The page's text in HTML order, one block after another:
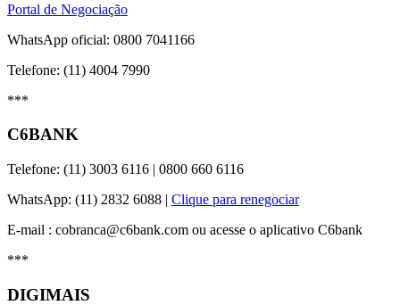
Portal de Negociação
WhatsApp oficial: 0800 7041166
Telefone: (11) 4004 7990
***
C6BANK
Telefone: (11) 3003 6116 | 0800 660 6116
WhatsApp: (11) 2832 6088 | Clique para renegociar
E-mail : cobranca@c6bank.com ou acesse o aplicativo C6bank
***
DIGIMAIS